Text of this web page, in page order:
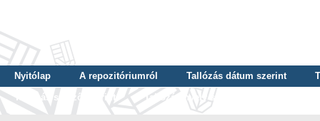
Nyitólap A repozitóriumról Tallózás dátum szerint
Tallózás szerző szerint
Tallózás nyelv szerint